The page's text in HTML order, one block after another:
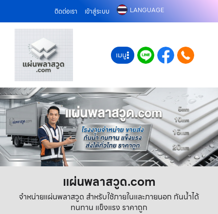
ติดต่อเรา เข้าสู่ระบบ LANGUAGE
เมนู
แผ่นพลาสวูด.com
จำหน่ายแผ่นพลาสวูด สำหรับใช้ภายในและภายนอก กันน้ำได้
ทนทาน แข็งแรง ราคาถูก